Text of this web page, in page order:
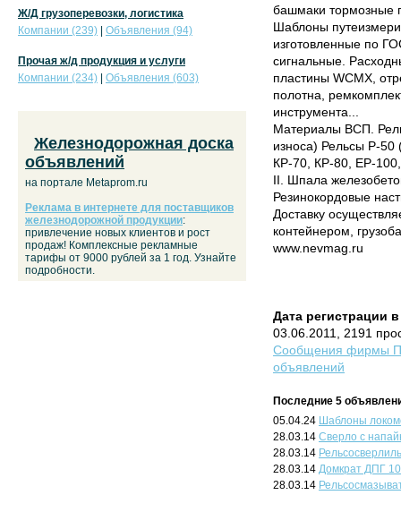
башмаки тормозные
Шаблоны
изготовленные по
сигнальные.
пластины WCMX,
полотна,
инструмента...
Материалы ВСП.
износа) Рельсы Р-50
КР-70, КР-80, ЕР-
II. Шпала
Резинокордовые
Доставку
контейнером,
www.nevmag.ru
Дата регистрации в
03.06.2011, 2191
Сообщения фирмы
объявлений
Последние 5
05.04.24 Шаблоны
28.03.14 Сверло с
28.03.14
28.03.14 Домкрат ДПГ
28.03.14
Ж/Д грузоперевозки, логистика
Компании (239)
Объявления (94)
Прочая ж/д продукция и услуги
Компании (234)
Объявления (603)
Железнодорожная доска
объявлений
на портале Metaprom.ru
Реклама в интернете для поставщиков
железнодорожной продукции:
привлечение новых клиентов и рост
продаж! Комплексные рекламные
тарифы от 9000 рублей за 1 год. Узнайте
подробности.